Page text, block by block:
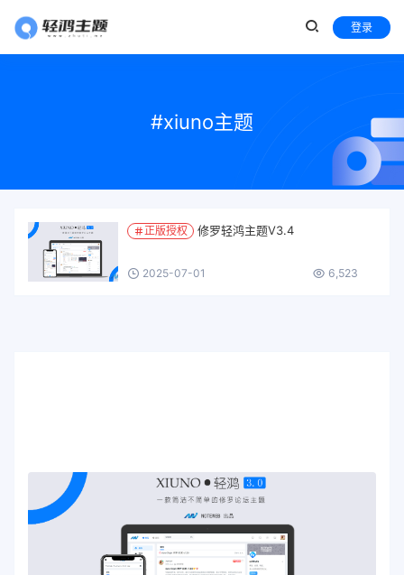
登录
#xiuno主题
正版授权 修罗轻鸿主题V3.4
2025-07-01 6,523